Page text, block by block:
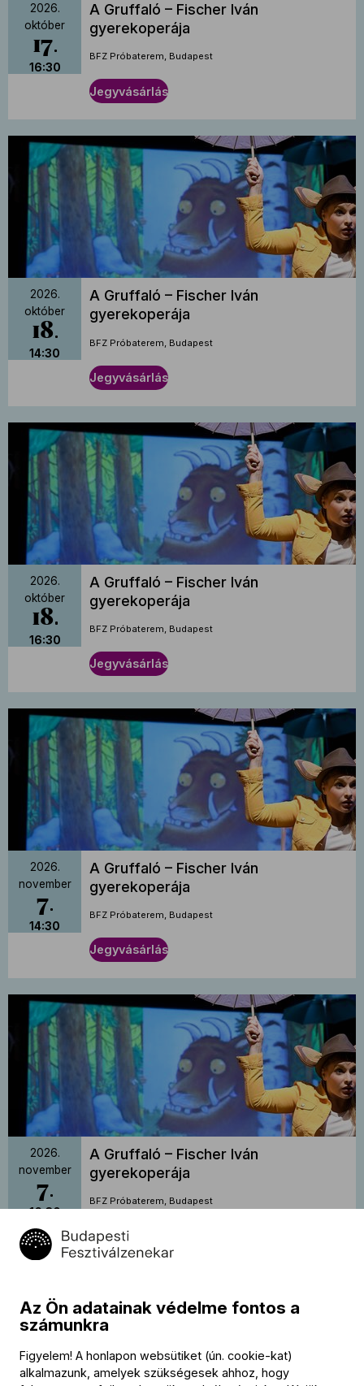
2026.
október
17
16:30
A Gruffaló – Fischer Iván
gyerekoperája
BFZ Próbaterem, Budapest
Jegyvásárlás
2026.
október
18
14:30
A Gruffaló – Fischer Iván
gyerekoperája
BFZ Próbaterem, Budapest
Jegyvásárlás
2026.
október
18
16:30
A Gruffaló – Fischer Iván
gyerekoperája
BFZ Próbaterem, Budapest
Jegyvásárlás
2026.
november
7
14:30
A Gruffaló – Fischer Iván
gyerekoperája
BFZ Próbaterem, Budapest
Jegyvásárlás
2026.
november
7
16:30
A Gruffaló – Fischer Iván
gyerekoperája
BFZ Próbaterem, Budapest
Jegyvásárlás
Az Ön adatainak védelme fontos a
számunkra
Figyelem! A honlapon websütiket (ún. cookie-kat)
alkalmazunk, amelyek szükségesek ahhoz, hogy